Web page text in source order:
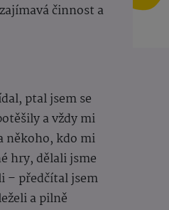
činnost a
ptal jsem se
a vždy mi
někoho, kdo mi
hry, dělali jsme
– předčítal jsem
a pilně